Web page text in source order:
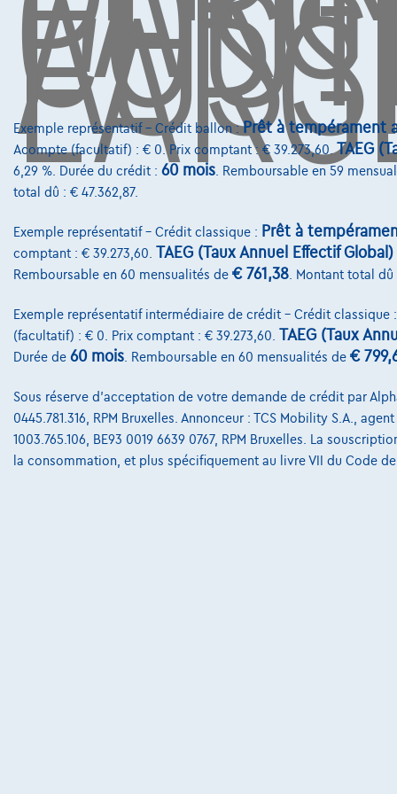
Exemple représentatif – Crédit ballon :Prêt à tempérament
Acompte (facultatif) : € 0. Prix comptant : € 39.273,60.TAEG
6,29 %. Durée du crédit : 60 mois. Remboursable en 59
total dû : € 47.362,87.
Exemple représentatif – Crédit classique : Prêt à
comptant : € 39.273,60. TAEG (Taux Annuel Effectif Global)
Remboursable en 60 mensualités de € 761,38 . Montant total
Exemple représentatif intermédiaire de crédit – Crédit classique
(facultatif) : € 0. Prix comptant : € 39.273,60. TAEG (Taux
Durée de 60 mois . Remboursable en 60 mensualités de €
Sous réserve d'acceptation de votre demande de crédit par
0445.781.316, RPM Bruxelles. Annonceur : TCS Mobility S.A.,
1003.765.106, BE93 0019 6639 0767, RPM Bruxelles. La
la consommation, et plus spécifiquement au livre VII du Code